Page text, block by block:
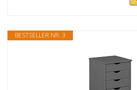
BESTSELLER NR. 3